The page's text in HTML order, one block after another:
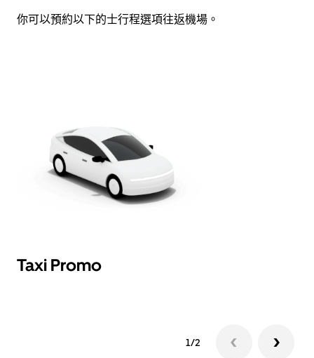
你可以預約以下的士行程選項往返機場。
Taxi Promo
1/2